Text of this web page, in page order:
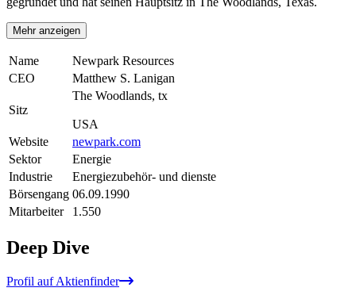
Mehr anzeigen
Name
Newpark Resources
CEO
Matthew S. Lanigan
Sitz
The Woodlands, tx
USA
Website
newpark.com
Sektor
Energie
Industrie
Energiezubehör- und dienste
Börsengang 06.09.1990
Mitarbeiter
1.550
Deep Dive
Profil auf Aktienfinder